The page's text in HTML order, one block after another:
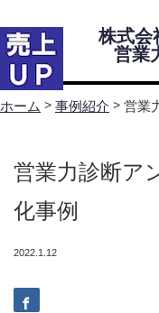
株式
営業
ホーム > 事例紹介 > 営業
営業力診断ア
化事例
2022.1.12
Menu